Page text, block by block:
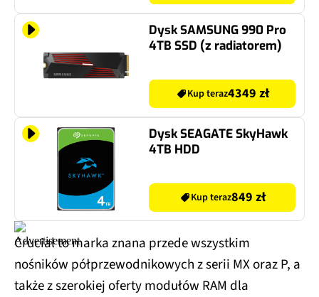
Dysk SAMSUNG 990 Pro
4TB SSD (z radiatorem)
Kup teraz4349 zł
Dysk SEAGATE SkyHawk
4TB HDD
Kup teraz849 zł
Crucial to marka znana przede wszystkim
nośników półprzewodnikowych z serii MX oraz P, a
także z szerokiej oferty modułów RAM dla